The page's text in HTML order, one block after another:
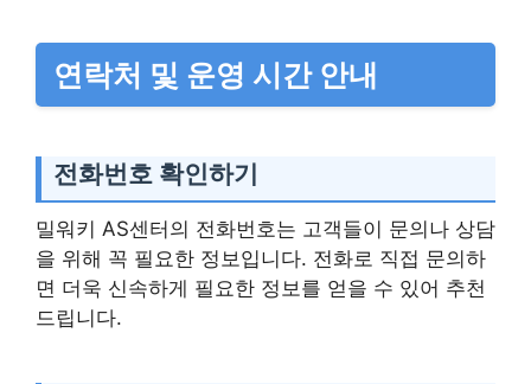
연락처 및 운영 시간 안내
전화번호 확인하기
밀워키 AS센터의 전화번호는 고객들이 문의나 상담
을 위해 꼭 필요한 정보입니다. 전화로 직접 문의하
면 더욱 신속하게 필요한 정보를 얻을 수 있어 추천
드립니다.